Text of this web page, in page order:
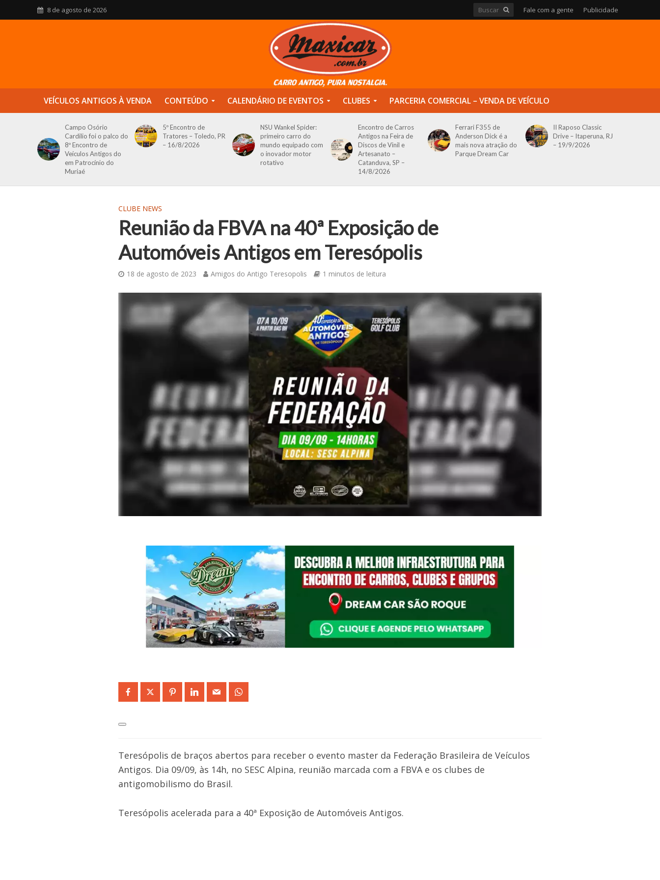
8 de agosto de 2026 Fale com a gente Publicidade
VEÍCULOS ANTIGOS À VENDA CONTEÚDO CALENDÁRIO DE EVENTOS CLUBES PARCERIA COMERCIAL – VENDA DE VEÍCULO
Campo Osório
Cardilio foi o palco do
8º Encontro de
Veículos Antigos do
em Patrocínio do
Muriaé
5º Encontro de
Tratores – Toledo, PR
– 16/8/2026
NSU Wankel Spider:
primeiro carro do
mundo equipado com
o inovador motor
rotativo
Encontro de Carros
Antigos na Feira de
Discos de Vinil e
Artesanato –
Catanduva, SP –
14/8/2026
Ferrari F355 de
Anderson Dick é a
mais nova atração do
Parque Dream Car
II Raposo Classic
Drive – Itaperuna, RJ
– 19/9/2026
CLUBE NEWS
Reunião da FBVA na 40ª Exposição de
Automóveis Antigos em Teresópolis
18 de agosto de 2023 Amigos do Antigo Teresopolis 1 minutos de leitura
Teresópolis de braços abertos para receber o evento master da Federação Brasileira de Veículos
Antigos. Dia 09/09, às 14h, no SESC Alpina, reunião marcada com a FBVA e os clubes de
antigomobilismo do Brasil.
Teresópolis acelerada para a 40ª Exposição de Automóveis Antigos.